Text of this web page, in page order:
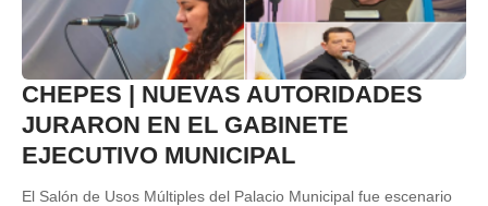
CHEPES | NUEVAS AUTORIDADES
JURARON EN EL GABINETE
EJECUTIVO MUNICIPAL
El Salón de Usos Múltiples del Palacio Municipal fue escenario